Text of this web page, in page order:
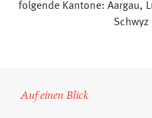
folgende Kantone: Aargau,
Schwyz
Auf einen Blick